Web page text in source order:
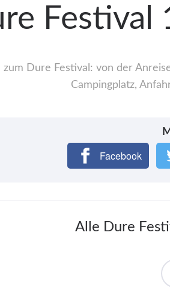
zum Dure Festival: von der
Campingplatz,
Facebook
Alle Dure